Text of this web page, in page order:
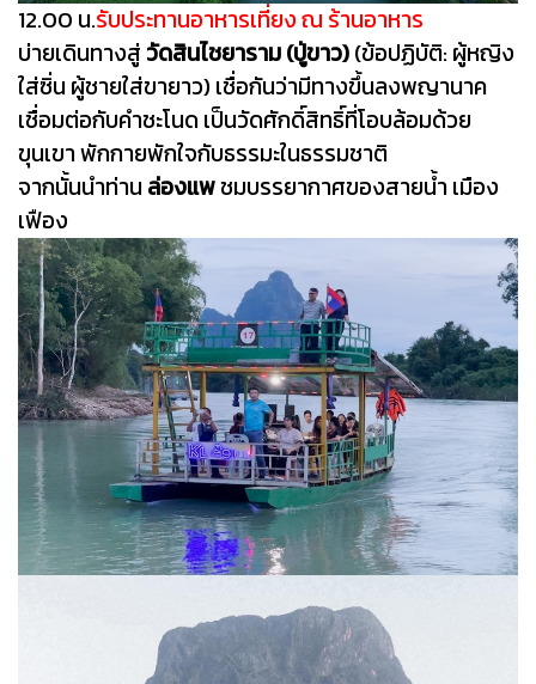
12.00 น.รับประทานอาหารเที่ยง ณ ร้านอาหาร
บ่ายเดินทางสู่ วัดสินไชยาราม (ปู่ขาว)(ข้อปฏิบัติ: ผู้หญิง
ใส่ซิ่น ผู้ชายใส่ขายาว) เชื่อกันว่ามีทางขึ้นลงพญานาค
เชื่อมต่อกับคำชะโนด เป็นวัดศักดิ์สิทธิ์ที่โอบล้อมด้วย
ขุนเขา พักกายพักใจกับธรรมะในธรรมชาติ
จากนั้นนำท่าน ล่องแพชมบรรยากาศของสายน้ำ เมือง
เฟือง